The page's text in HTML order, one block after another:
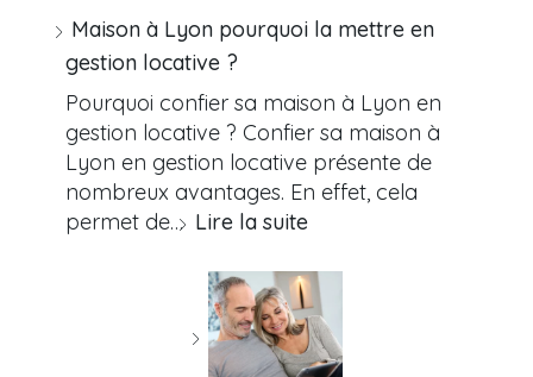
Maison à Lyon pourquoi la mettre en
gestion locative ?
Pourquoi confier sa maison à Lyon en
gestion locative ? Confier sa maison à
Lyon en gestion locative présente de
nombreux avantages. En effet, cela
permet de… Lire la suite